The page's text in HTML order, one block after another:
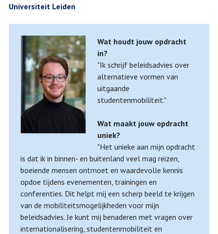
Universiteit Leiden
Wat houdt jouw opdracht
in?
"Ik schrijf beleidsadvies over
alternatieve vormen van
uitgaande
studentenmobiliteit."
Wat maakt jouw opdracht
uniek?
"Het unieke aan mijn opdracht
is dat ik in binnen- en buitenland veel mag reizen,
boeiende mensen ontmoet en waardevolle kennis
opdoe tijdens evenementen, trainingen en
conferenties. Dit helpt mij een scherp beeld te krijgen
van de mobiliteitsmogelijkheden voor mijn
beleidsadvies. Je kunt mij benaderen met vragen over
internationalisering, studentenmobiliteit en